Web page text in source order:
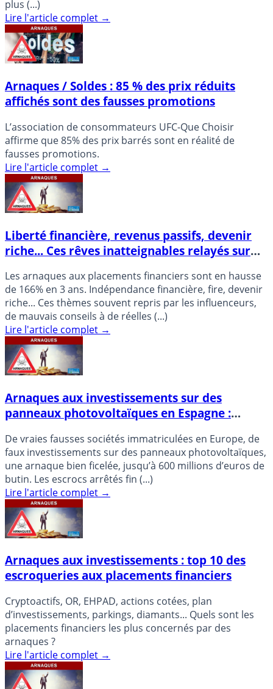
plus (...)
Lire l'article complet →
Arnaques / Soldes : 85 % des prix réduits
affichés sont des fausses promotions
L’association de consommateurs UFC-Que Choisir
affirme que 85% des prix barrés sont en réalité de
fausses promotions.
Lire l'article complet →
Liberté financière, revenus passifs, devenir
riche... Ces rêves inatteignables relayés sur
Les arnaques aux placements financiers sont en hausse
de 166% en 3 ans. Indépendance financière, fire, devenir
riche... Ces thèmes souvent repris par les influenceurs,
de mauvais conseils à de réelles (...)
Lire l'article complet →
Arnaques aux investissements sur des
panneaux photovoltaïques en Espagne :
De vraies fausses sociétés immatriculées en Europe, de
faux investissements sur des panneaux photovoltaïques,
une arnaque bien ficelée, jusqu’à 600 millions d’euros de
butin. Les escrocs arrêtés fin (...)
Lire l'article complet →
Arnaques aux investissements : top 10 des
escroqueries aux placements financiers
Cryptoactifs, OR, EHPAD, actions cotées, plan
d’investissements, parkings, diamants... Quels sont les
placements financiers les plus concernés par des
arnaques ?
Lire l'article complet →